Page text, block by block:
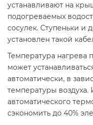
устанавливают на
подогреваемых
сосулек. Ступеньки и
установлен такой
Температура нагрева
может
автоматически, в
температуры воздуха.
автоматического
сэкономить до 40%